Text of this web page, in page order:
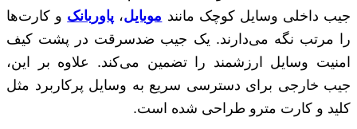
جیب داخلی وسایل کوچک مانند موبایل، پاوربانک و کارت‌ها
را مرتب نگه می‌دارند. یک جیب ضدسرقت در پشت کیف
امنیت وسایل ارزشمند را تضمین می‌کند. علاوه بر این،
جیب خارجی برای دسترسی سریع به وسایل پرکاربرد مثل
کلید و کارت مترو طراحی شده است.